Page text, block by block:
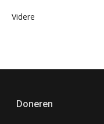
Videre
Doneren